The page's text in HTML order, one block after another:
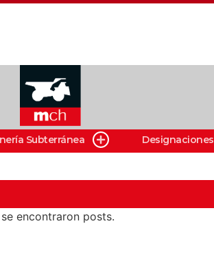
Subterránea Designaciones
encontraron posts.